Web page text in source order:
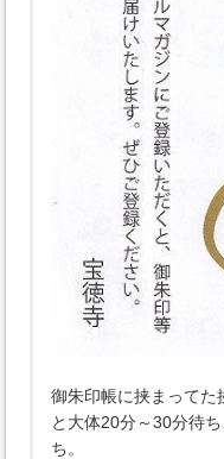
御朱印帳に挟まってた
と大体20分～30分待
ち。